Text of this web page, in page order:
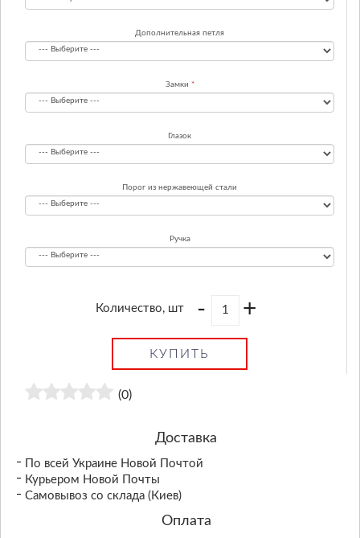
Дополнительная петля
Замки
Глазок
Порог из нержавеющей стали
Ручка
Количество, шт - +
КУПИТЬ
(0)
Доставка
По всей Украине Новой Почтой
Курьером Новой Почты
Самовывоз со склада (Киев)
Оплата